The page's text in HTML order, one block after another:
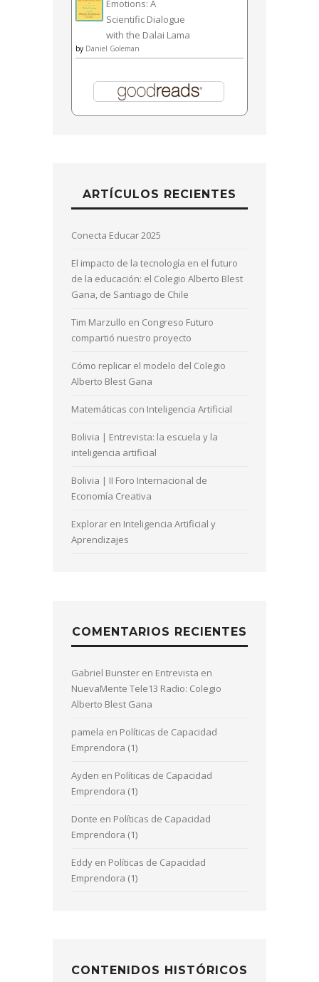
Emotions: A
Scientific Dialogue
with the Dalai Lama
by Daniel Goleman
ARTÍCULOS RECIENTES
Conecta Educar 2025
El impacto de la tecnología en el futuro
de la educación: el Colegio Alberto Blest
Gana, de Santiago de Chile
Tim Marzullo en Congreso Futuro
compartió nuestro proyecto
Cómo replicar el modelo del Colegio
Alberto Blest Gana
Matemáticas con Inteligencia Artificial
Bolivia | Entrevista: la escuela y la
inteligencia artificial
Bolivia | II Foro Internacional de
Economía Creativa
Explorar en Inteligencia Artificial y
Aprendizajes
COMENTARIOS RECIENTES
Gabriel Bunster en Entrevista en
NuevaMente Tele13 Radio: Colegio
Alberto Blest Gana
pamela en Políticas de Capacidad
Emprendora (1)
Ayden en Políticas de Capacidad
Emprendora (1)
Donte en Políticas de Capacidad
Emprendora (1)
Eddy en Políticas de Capacidad
Emprendora (1)
CONTENIDOS HISTÓRICOS